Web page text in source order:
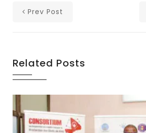
Prev Post
Related Posts